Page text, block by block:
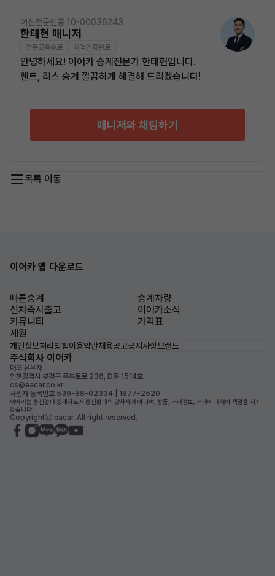
여신전문인증 10-00036243
한태현 매니저
전문교육수료 자격인증완료
안녕하세요! 이어카 승계전문가 한태현입니다.
렌트, 리스 승계 깔끔하게 해결해 드리겠습니다!
매니저와 채팅하기
목록 이동
이어카 앱 다운로드
빠른승계
승계차량
신차즉시출고
이어카소식
커뮤니티
가격표
제원
개인정보처리방침이용약관채용공고공지사항브랜드
주식회사 이어카
대표 유우재
인천광역시 부평구 주부토로 236, D동 1514호
cs@eacar.co.kr
사업자 등록번호 539-88-02334 | 1877-2520
이어카는 통신판매 중개자로서 통신판매의 당사자가 아니며, 상품, 거래정보, 거래에 대하여 책임을 지지
않습니다.
Copyrightⓒ eacar. All right reserved.